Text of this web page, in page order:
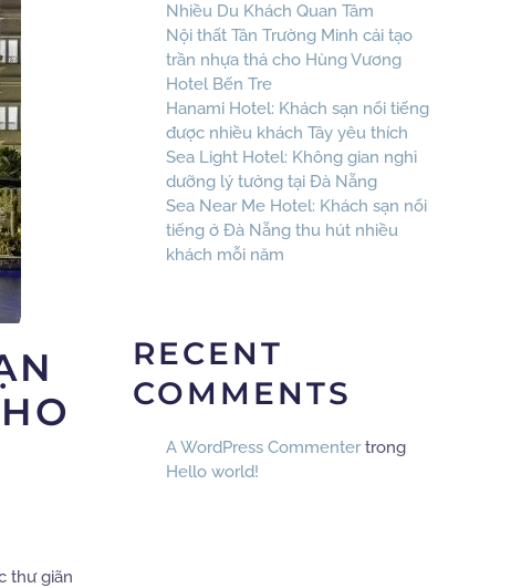
thư giãn
Nhiều Du Khách Quan Tâm
Nội thất Tân Trường Minh cải tạo
trần nhựa thả cho Hùng Vương
Hotel Bến Tre
Hanami Hotel: Khách sạn nổi tiếng
được nhiều khách Tây yêu thích
Sea Light Hotel: Không gian nghỉ
dưỡng lý tưởng tại Đà Nẵng
Sea Near Me Hotel: Khách sạn nổi
tiếng ở Đà Nẵng thu hút nhiều
khách mỗi năm
RECENT
COMMENTS
A WordPress Commentertrong
Hello world!